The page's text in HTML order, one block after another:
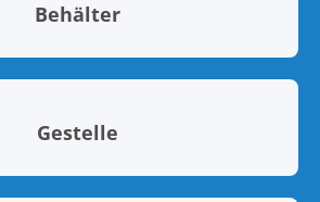
Behälter
Gestelle